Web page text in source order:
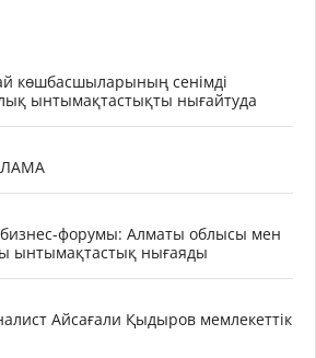
көшбасшыларының сенімді
ынтымақтастықты нығайтуда
бизнес-форумы: Алматы облысы мен
ынтымақтастық нығаяды
Айсағали Қыдыров мемлекеттік